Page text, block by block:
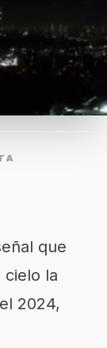
que
cielo la
2024,